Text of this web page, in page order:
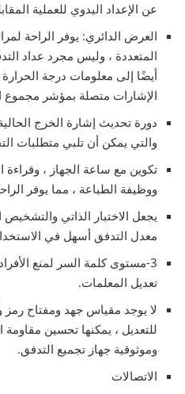
عن الإعداد اليدوي للعملية
العرض الدائري: يوفر الراحة
المتعددة ، وليس مجرد عداد
أيضًا إلى معلومات درجة
الإشارات متصلة بمؤشر مجموع
دورة تحديث إشارة الخرج
والتي يمكن أن تلبي متطلبات
تكوين مع ساعة الجهاز ، وقراءة
ووظيفة الطباعة ، مما يوفر
يجعل الاختبار الذاتي
معدل التدفق أسهل في
3-مستوى كلمة السر لمنع
تعديل المعلمات.
لا يوجد مقياس جهد ومفتاح رمز
للتعديل ، يمكنها تحسين مقاومة
وموثوقية جهاز تجميع التدفق.
الاتصالات